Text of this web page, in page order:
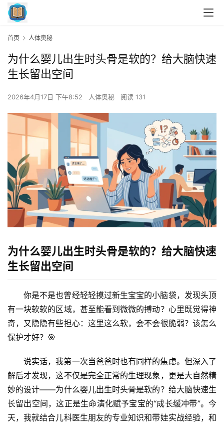
首页 人体奥秘
为什么婴儿出生时头骨是软的？给大脑快速
生长留出空间
2026年4月17日 下午8:52 人体奥秘 阅读 131
为什么婴儿出生时头骨是软的？给大脑快速
生长留出空间
你是不是也曾经轻轻摸过新生宝宝的小脑袋，发现头顶
有一块软软的区域，甚至能看到微微的搏动？心里既觉得神
奇，又隐隐有些担心：这里这么软，会不会很脆弱？该怎么
保护才好？🎯
说实话，我第一次当爸爸时也有同样的焦虑。但深入了
解后才发现，这不仅是完全正常的生理现象，更是大自然精
妙的设计——为什么婴儿出生时头骨是软的？给大脑快速生
长留出空间 ，这正是生命演化赋予宝宝的“成长缓冲带”。今
天，我就结合儿科医生朋友的专业知识和带娃实战经验，和